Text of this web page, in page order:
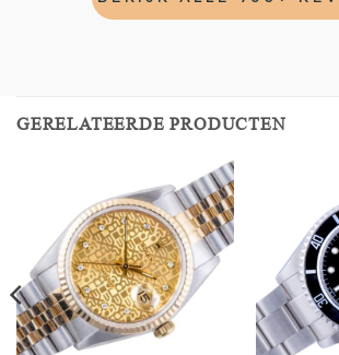
GERELATEERDE PRODUCTEN
Add to
wishlist